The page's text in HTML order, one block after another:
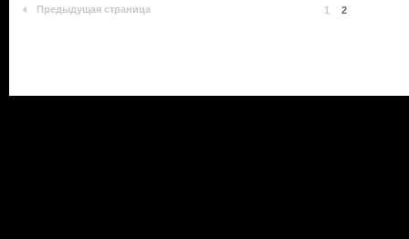
Предыдущая страница 1 2